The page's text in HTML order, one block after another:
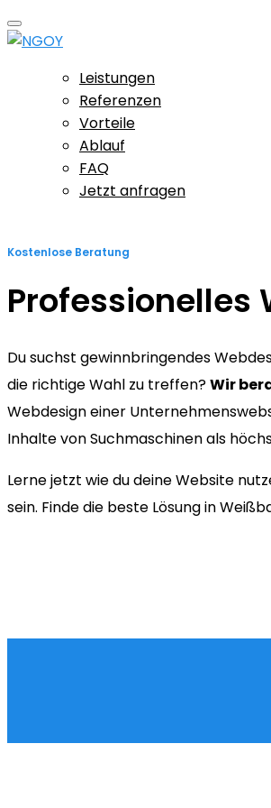
Leistungen
Referenzen
Vorteile
Ablauf
FAQ
Jetzt anfragen
Kostenlose Beratung
Du suchst gewinnbringendes
die richtige Wahl zu treffen?Wir
Webdesign einer
Inhalte von Suchmaschinen als
Lerne jetzt wie du deine Website
sein. Finde die beste Lösung in